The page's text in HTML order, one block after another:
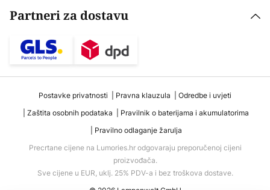
Partneri za dostavu
Postavke privatnosti Pravna klauzula
Odredbe i uvjeti
Zaštita osobnih podataka
Pravilnik o baterijama i akumulatorima
Pravilno odlaganje žarulja
Precrtane cijene na Lumories.hr odgovaraju preporučenoj cijeni
proizvođača.
Sve cijene u EUR, uklj. 25% PDV-a i bez troškova dostave.